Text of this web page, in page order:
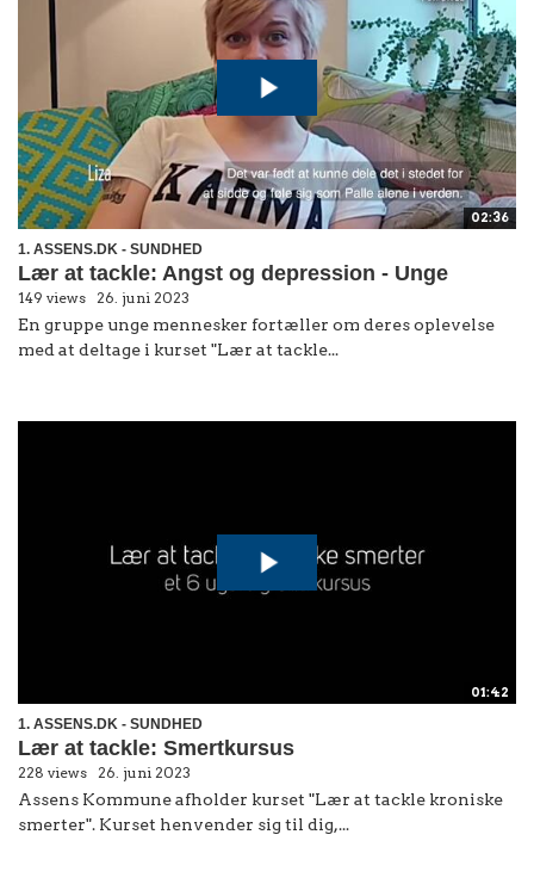
02:36
1. ASSENS.DK - SUNDHED
Lær at tackle: Angst og depression - Unge
149 views 26. juni 2023
En gruppe unge mennesker fortæller om deres oplevelse
med at deltage i kurset "Lær at tackle...
01:42
1. ASSENS.DK - SUNDHED
Lær at tackle: Smertkursus
228 views 26. juni 2023
Assens Kommune afholder kurset "Lær at tackle kroniske
smerter". Kurset henvender sig til dig,...